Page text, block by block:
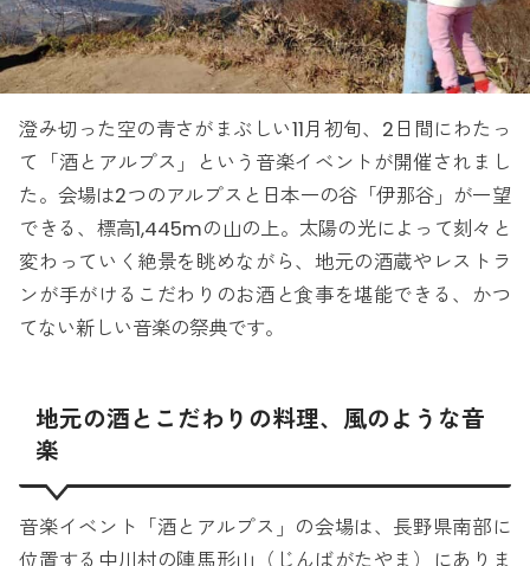
澄み切った空の青さがまぶしい11月初旬、2日間にわたっ
て「酒とアルプス」という音楽イベントが開催されまし
た。会場は2つのアルプスと日本一の谷「伊那谷」が一望
できる、標高1,445mの山の上。太陽の光によって刻々と
変わっていく絶景を眺めながら、地元の酒蔵やレストラ
ンが手がけるこだわりのお酒と食事を堪能できる、かつ
てない新しい音楽の祭典です。
地元の酒とこだわりの料理、風のような音
楽
音楽イベント「酒とアルプス」の会場は、長野県南部に
位置する中川村の陣馬形山（じんばがたやま）にありま